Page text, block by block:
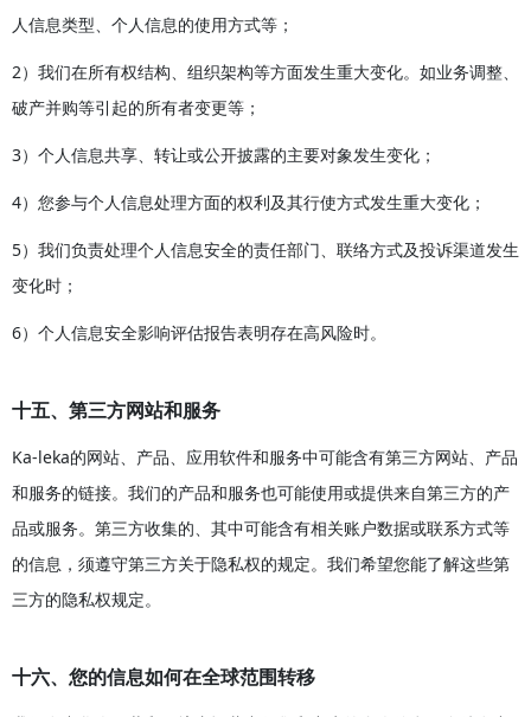
人信息类型、个人信息的使用方式等；
2）我们在所有权结构、组织架构等方面发生重大变化。如业务调整、
破产并购等引起的所有者变更等；
3）个人信息共享、转让或公开披露的主要对象发生变化；
4）您参与个人信息处理方面的权利及其行使方式发生重大变化；
5）我们负责处理个人信息安全的责任部门、联络方式及投诉渠道发生
变化时；
6）个人信息安全影响评估报告表明存在高风险时。
十五、第三方网站和服务
Ka-leka的网站、产品、应用软件和服务中可能含有第三方网站、产品
和服务的链接。我们的产品和服务也可能使用或提供来自第三方的产
品或服务。第三方收集的、其中可能含有相关账户数据或联系方式等
的信息，须遵守第三方关于隐私权的规定。我们希望您能了解这些第
三方的隐私权规定。
十六、您的信息如何在全球范围转移